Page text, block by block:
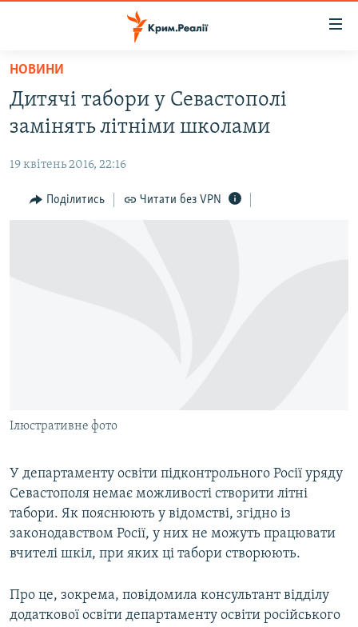
Перейти
основного
матеріалу
до
навігації
Перейти
ВОДА.КРИМ
ПОЛІТИКА
БЛОГИ
УКРАЇНСЬКА ПРОБЛЕМА КРИМУ
Усі сайти RFE/RL
НОВИНИ
Дитячі табори у Севастополі
замінять літніми школами
19 квітень 2016, 22:16
Поділитись Читати без VPN
Ілюстративне фото
У департаменту освіти підконтрольного Росії уряду
Севастополя немає можливості створити літні
табори. Як пояснюють у відомстві, згідно із
законодавством Росії, у них не можуть працювати
вчителі шкіл, при яких ці табори створюють.
Про це, зокрема, повідомила консультант відділу
додаткової освіти департаменту освіти російського